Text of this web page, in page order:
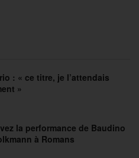
: « ce titre, je l’attendais
»
la performance de Baudino
à Romans